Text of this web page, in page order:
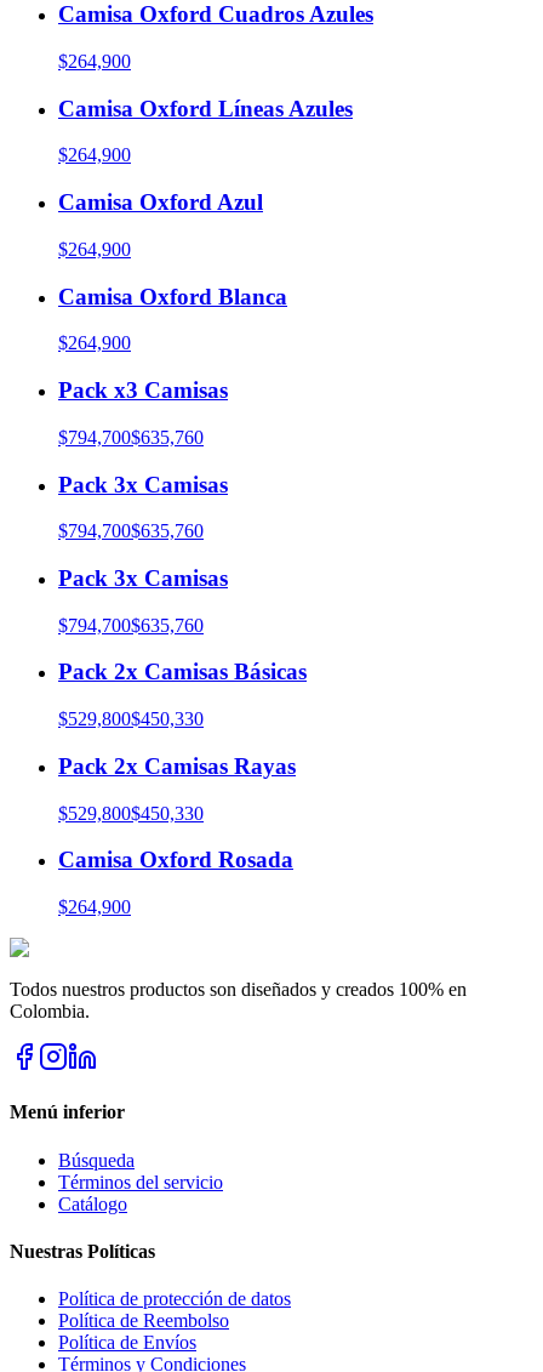
Camisa Oxford Cuadros Azules
$264,900
Camisa Oxford Líneas Azules
$264,900
Camisa Oxford Azul
$264,900
Camisa Oxford Blanca
$264,900
Pack x3 Camisas
$794,700$635,760
Pack 3x Camisas
$794,700$635,760
Pack 3x Camisas
$794,700$635,760
Pack 2x Camisas Básicas
$529,800$450,330
Pack 2x Camisas Rayas
$529,800$450,330
Camisa Oxford Rosada
$264,900
Todos nuestros productos son diseñados y creados 100% en
Colombia.
Menú inferior
Búsqueda
Términos del servicio
Catálogo
Nuestras Políticas
Política de protección de datos
Política de Reembolso
Política de Envíos
Términos y Condiciones